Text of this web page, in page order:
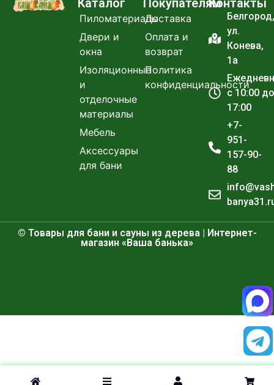
Каталог
Пиломатериалы
Двери и
окна
Изоляционные
и
отделочные
материалы
Мебель
Аксессуары
для бани
Покупателям
Доставка
Оплата и
возврат
Политика
конфиденциальности
Контакты
Белгород,
ул.
Конева,
1а
с 10:00 до
17:00
+7-
951-
157-90-
88
© Товары для бани и сауны из дерева | Интернет-
магазин «Ваша банька»